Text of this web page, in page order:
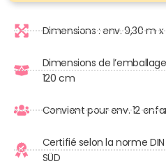
Dimensions : env. 9,30 m
Dimensions de
120 cm
Convient pour env. 12
Certifié selon la norme
SÜD